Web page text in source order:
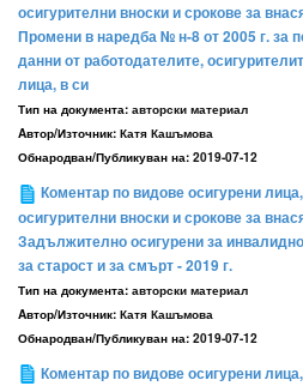
осигурителни вноски и срокове за
Промени в наредба № н-8 от 2005 г. за
данни от работодателите,
лица, в си
Тип на документа: авторски материал
Aвтор/Източник: Катя Кашъмова
Обнародван/Публикуван на: 2019-07-12
Коментар по видове осигурени
осигурителни вноски и срокове за
Задължително осигурени за
за старост и за смърт - 2019 г.
Тип на документа: авторски материал
Aвтор/Източник: Катя Кашъмова
Обнародван/Публикуван на: 2019-07-12
Коментар по видове осигурени